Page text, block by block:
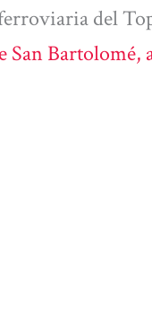
del
San Bartolomé,